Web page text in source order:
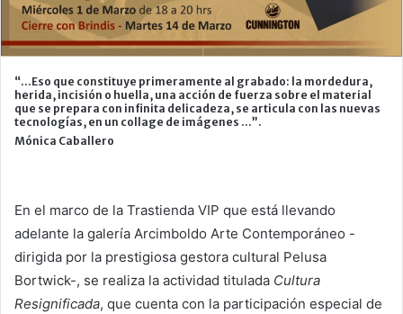
“…Eso que constituye primeramente al grabado: la mordedura,
herida, incisión o huella, una acción de fuerza sobre el material
que se prepara con infinita delicadeza, se articula con las nuevas
tecnologías, en un collage de imágenes …”.
Mónica Caballero
En el marco de la Trastienda VIP que está llevando
adelante la galería Arcimboldo Arte Contemporáneo -
dirigida por la prestigiosa gestora cultural Pelusa
Bortwick-, se realiza la actividad titulada Cultura
Resignificada, que cuenta con la participación especial de